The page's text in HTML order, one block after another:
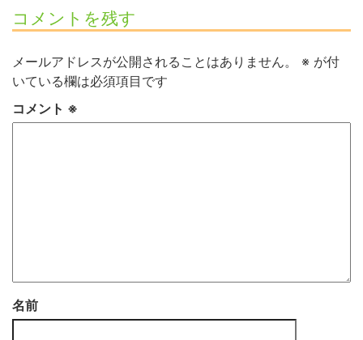
コメントを残す
メールアドレスが公開されることはありません。 ※ が付
いている欄は必須項目です
コメント ※
名前